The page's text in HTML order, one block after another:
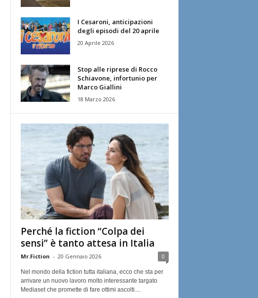
I Cesaroni, anticipazioni
degli episodi del 20 aprile
20 Aprile 2026
Stop alle riprese di Rocco
Schiavone, infortunio per
Marco Giallini
18 Marzo 2026
Perché la fiction “Colpa dei
sensi” è tanto attesa in Italia
Mr.Fiction - 20 Gennaio 2026 0
Nel mondo della fiction tutta italiana, ecco che sta per
arrivare un nuovo lavoro molto interessante targato
Mediaset che promette di fare ottimi ascolti....